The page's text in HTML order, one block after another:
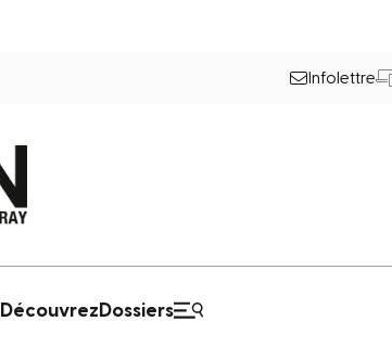
Infolettre
Découvrez Dossiers